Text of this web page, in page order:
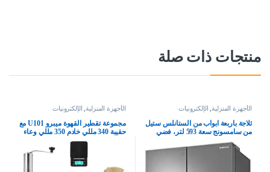
منتجات ذات صلة
الأجهزة المنزلية, الإلكترونيات
ثلاجة باربعة ابواب من الستانلس ستيل
من سامسونج سعة 593 لتر، فضي
الأجهزة المنزلية, الإلكترونيات
مجموعة تقطير القهوة ميبرو U101 مع
حقيبة 340 مللي خادم 350 مللي وعاء
بالتنقيط، مجموعة تقطير القهوة